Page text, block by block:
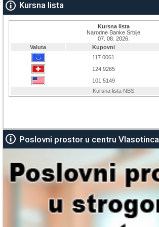
Kursna lista
Poslovni prostor u centru Vlasotinca